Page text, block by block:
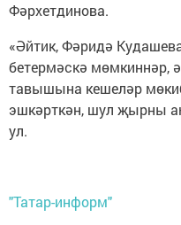
Фәрхетдинова.
«Әйтик, Фәридә
бетермәскә мөмкиннәр,
тавышына кешеләр
эшкәрткән, шул җырны
ул.
"Татар-информ"